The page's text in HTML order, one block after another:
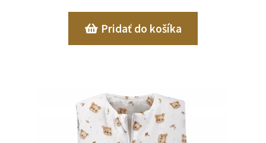
Pridať do košíka